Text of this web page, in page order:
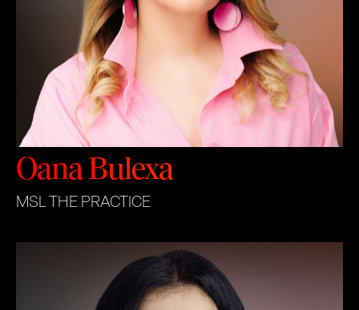
Oana Bulexa
MSL THE PRACTICE